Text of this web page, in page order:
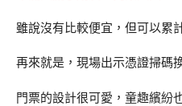
雖說沒有比較便宜，但可以累
再來就是，現場出示憑證掃碼
門票的設計很可愛，童趣繽紛